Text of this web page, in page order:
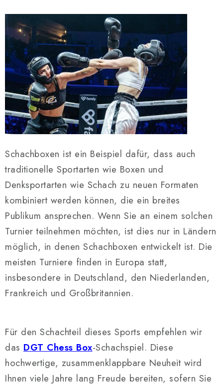
Schachboxen ist ein Beispiel dafür, dass auch
traditionelle Sportarten wie Boxen und
Denksportarten wie Schach zu neuen Formaten
kombiniert werden können, die ein breites
Publikum ansprechen. Wenn Sie an einem solchen
Turnier teilnehmen möchten, ist dies nur in Ländern
möglich, in denen Schachboxen entwickelt ist. Die
meisten Turniere finden in Europa statt,
insbesondere in Deutschland, den Niederlanden,
Frankreich und Großbritannien.
Für den Schachteil dieses Sports empfehlen wir
das DGT Chess Box-Schachspiel. Diese
hochwertige, zusammenklappbare Neuheit wird
Ihnen viele Jahre lang Freude bereiten, sofern Sie